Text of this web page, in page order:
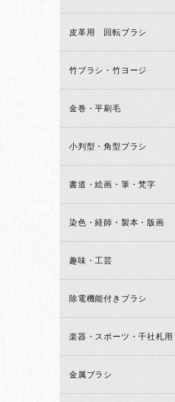
皮革用 回転ブラシ
竹ブラシ・竹ヨージ
金巻・平刷毛
小判型・角型ブラシ
書道・絵画・筆・梵字
染色・経師・製本・版画
趣味・工芸
除電機能付きブラシ
楽器・スポーツ・千社札用
金属ブラシ